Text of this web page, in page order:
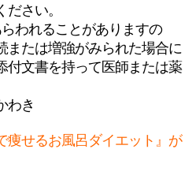
さい。
われることがありますの
または増強がみられた場合に
付文書を持って医師または薬
わき
痩せるお風呂ダイエット』が